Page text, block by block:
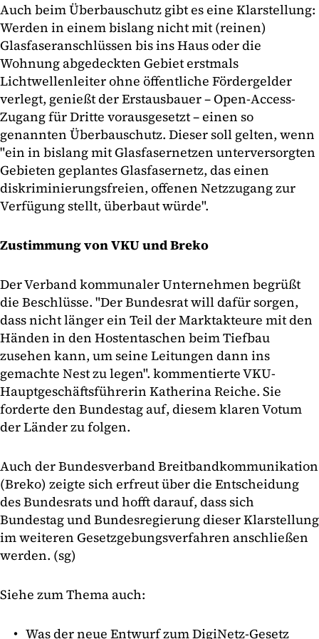
Auch beim Überbauschutz gibt es eine Klarstellung:
Werden in einem bislang nicht mit (reinen)
Glasfaseranschlüssen bis ins Haus oder die
Wohnung abgedeckten Gebiet erstmals
Lichtwellenleiter ohne öffentliche Fördergelder
verlegt, genießt der Erstausbauer – Open-Access-
Zugang für Dritte vorausgesetzt – einen so
genannten Überbauschutz. Dieser soll gelten, wenn
"ein in bislang mit Glasfasernetzen unterversorgten
Gebieten geplantes Glasfasernetz, das einen
diskriminierungsfreien, offenen Netzzugang zur
Verfügung stellt, überbaut würde".
Zustimmung von VKU und Breko
Der Verband kommunaler Unternehmen begrüßt
die Beschlüsse. "Der Bundesrat will dafür sorgen,
dass nicht länger ein Teil der Marktakteure mit den
Händen in den Hostentaschen beim Tiefbau
zusehen kann, um seine Leitungen dann ins
gemachte Nest zu legen". kommentierte VKU-
Hauptgeschäftsführerin Katherina Reiche. Sie
forderte den Bundestag auf, diesem klaren Votum
der Länder zu folgen.
Auch der Bundesverband Breitbandkommunikation
(Breko) zeigte sich erfreut über die Entscheidung
des Bundesrats und hofft darauf, dass sich
Bundestag und Bundesregierung dieser Klarstellung
im weiteren Gesetzgebungsverfahren anschließen
werden. (sg)
Siehe zum Thema auch:
Was der neue Entwurf zum DigiNetz-Gesetz